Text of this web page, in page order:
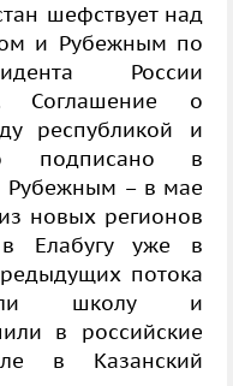
шефствует над
и Рубежным по
России
Соглашение о
республикой и
подписано в
Рубежным – в мае
новых регионов
Елабугу уже в
потока
школу и
в российские
в Казанский